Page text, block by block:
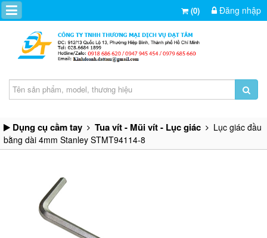
(0) Đăng nhập
Dụng cụ cầm tay Tua vít - Mũi vít - Lục giác
Lục giác đầu
bằng dài 4mm Stanley STMT94114-8